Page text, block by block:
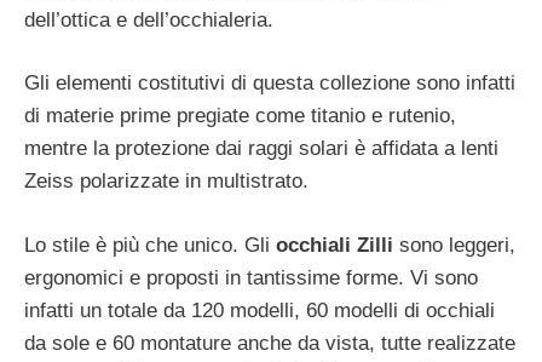
dell’ottica e dell’occhialeria.
Gli elementi costitutivi di questa collezione sono infatti
di materie prime pregiate come titanio e rutenio,
mentre la protezione dai raggi solari è affidata a lenti
Zeiss polarizzate in multistrato.
Lo stile è più che unico. Gli occhiali Zilli sono leggeri,
ergonomici e proposti in tantissime forme. Vi sono
infatti un totale da 120 modelli, 60 modelli di occhiali
da sole e 60 montature anche da vista, tutte realizzate